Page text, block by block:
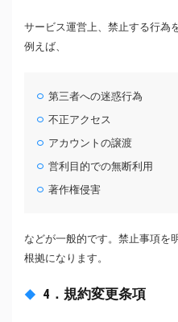
サービス運営上、禁止する行為
例えば、
第三者への迷惑行為
不正アクセス
アカウントの譲渡
営利目的での無断利用
著作権侵害
などが一般的です。禁止事項を
根拠になります。
4．規約変更条項